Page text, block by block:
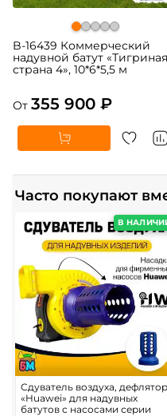
B-16439 Коммерческий
надувной батут «Тигриная
страна 4», 10*6*5,5 м
От 355 900 ₽
Часто покупают
В
Сдуватель воздуха, дефлятор
«Huawei» для надувных
батутов с насосами серии